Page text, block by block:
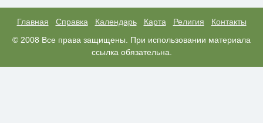
Главная Справка Календарь Карта Религия
Контакты
© 2008 Все права защищены. При использовании материала
ссылка обязательна.
i
Романа и Диану, пропавших в
Таиланде, убили: на месте
нашли ещё 3 тела